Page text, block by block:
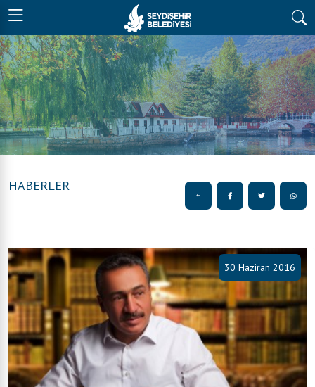
HABERLER
30 Haziran 2016